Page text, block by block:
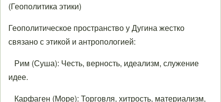
(Геополитика этики)
Геополитическое пространство у Дугина жестко
связано с этикой и антропологией:
Рим (Суша): Честь, верность, идеализм, служение
идее.
Карфаген (Море): Торговля, хитрость, материализм,